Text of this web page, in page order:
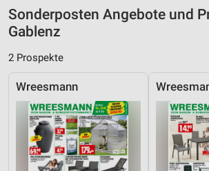
Sonderposten Angebote und
Gablenz
2 Prospekte
Wreesmann